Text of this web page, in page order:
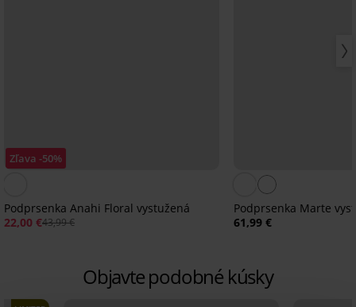
Zľava -50%
Podprsenka Anahi Floral vystužená
22,00 €43,99 €
Podprsenka Marte
61,99 €
Objavte podobné kúsky